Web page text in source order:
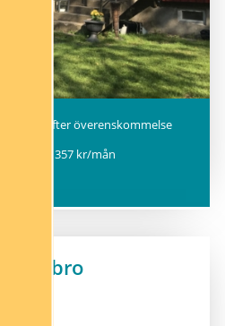
Efter överenskommelse
5 357 kr/mån